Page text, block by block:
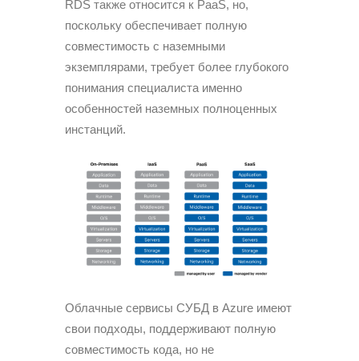
RDS также относится к PaaS, но,
поскольку обеспечивает полную
совместимость с наземными
экземплярами, требует более глубокого
понимания специалиста именно
особенностей наземных полноценных
инстанций.
Облачные сервисы СУБД в Azure имеют
свои подходы, поддерживают полную
совместимость кода, но не